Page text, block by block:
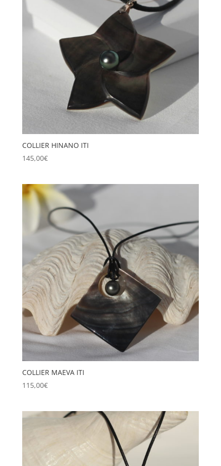
COLLIER HINANO ITI
145,00€
COLLIER MAEVA ITI
115,00€